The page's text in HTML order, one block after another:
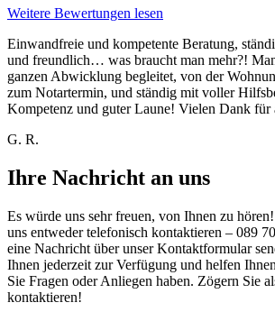
Weitere Bewertungen lesen
Einwandfreie und kompetente Beratung,
und freundlich… was braucht man mehr?!
ganzen Abwicklung begleitet, von der
zum Notartermin, und ständig mit voller
Kompetenz und guter Laune! Vielen Dank für
G. R.
Ihre Nachricht an uns
Es würde uns sehr freuen, von Ihnen zu
uns entweder telefonisch kontaktieren – 089
eine Nachricht über unser Kontaktformular
Ihnen jederzeit zur Verfügung und helfen
Sie Fragen oder Anliegen haben. Zögern Sie
kontaktieren!